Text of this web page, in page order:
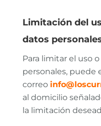
Limitación del
datos
Para limitar el uso
personales, puede
correo
al domicilio
la limitación